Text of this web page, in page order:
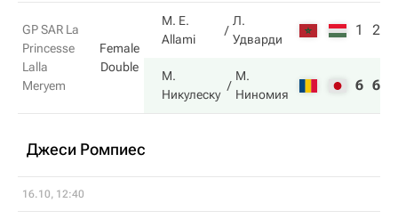
GP SAR La
Princesse
Lalla
Meryem
Female
Double
M. E.
Allami
Л.
Удварди
1 2
М.
Никулеску
М.
Ниномия
6 6
Джеси Ромпиес
16.10, 12:40